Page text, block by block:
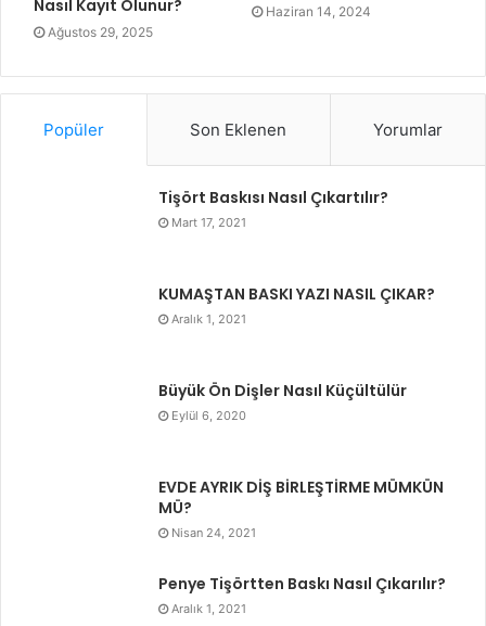
Nasıl Kayıt Olunur?
Ağustos 29, 2025
Haziran 14, 2024
Popüler Son Eklenen Yorumlar
Tişört Baskısı Nasıl Çıkartılır?
Mart 17, 2021
KUMAŞTAN BASKI YAZI NASIL ÇIKAR?
Aralık 1, 2021
Büyük Ön Dişler Nasıl Küçültülür
Eylül 6, 2020
EVDE AYRIK DİŞ BİRLEŞTİRME MÜMKÜN
MÜ?
Nisan 24, 2021
Penye Tişörtten Baskı Nasıl Çıkarılır?
Aralık 1, 2021